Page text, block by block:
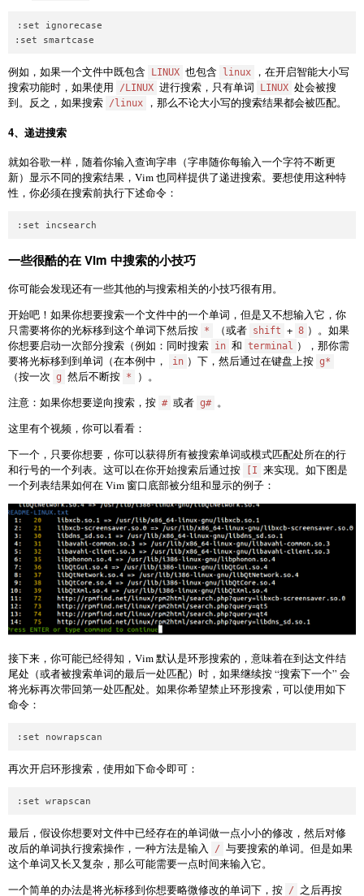
:set ignorecase
例如，如果一个文件中既包含 LINUX 也包含 linux
，在开启智能大小写
搜索功能时，如果使用
/LINUX 进行搜索，只有单词 LINUX 处会被搜
到。反之，如果搜索 /linux ，那么不论大小写的搜索结果都会被匹配。
4、递进搜索
就如谷歌一样，随着你输入查询字串（字串随你每输入一个字符不断更
新）显示不同的搜索结果，Vim 也同样提供了递进搜索。要想使用这种特
性，你必须在搜索前执行下述命令：
一些很酷的在 Vim 中搜索的小技巧
你可能会发现还有一些其他的与搜索相关的小技巧很有用。
开始吧！如果你想要搜索一个文件中的一个单词，但是又不想输入它，你
只需要将你的光标移到这个单词下然后按 * （或者 shift + 8 ）。如果
你想要启动一次部分搜索（例如：同时搜索 in 和 terminal ），那你需
要将光标移到到单词（在本例中，
in ）下，然后通过在键盘上按 g*
（按一次 g 然后不断按 *
）。
注意：如果你想要逆向搜索，按 # 或者 g# 。
这里有个视频，你可以看看：
下一个，只要你想要，你可以获得所有被搜索单词或模式匹配处所在的行
和行号的一个列表。这可以在你开始搜索后通过按
[I 来实现。如下图是
一个列表结果如何在 Vim 窗口底部被分组和显示的例子：
接下来，你可能已经得知，Vim 默认是环形搜索的，意味着在到达文件结
尾处（或者被搜索单词的最后一处匹配）时，如果继续按 “搜索下一个” 会
将光标再次带回第一处匹配处。如果你希望禁止环形搜索，可以使用如下
命令：
再次开启环形搜索，使用如下命令即可：
最后，假设你想要对文件中已经存在的单词做一点小小的修改，然后对修
改后的单词执行搜索操作，一种方法是输入
/ 与要搜索的单词。但是如果
这个单词又长又复杂，那么可能需要一点时间来输入它。
一个简单的办法是将光标移到你想要略微修改的单词下，按 / 之后再按